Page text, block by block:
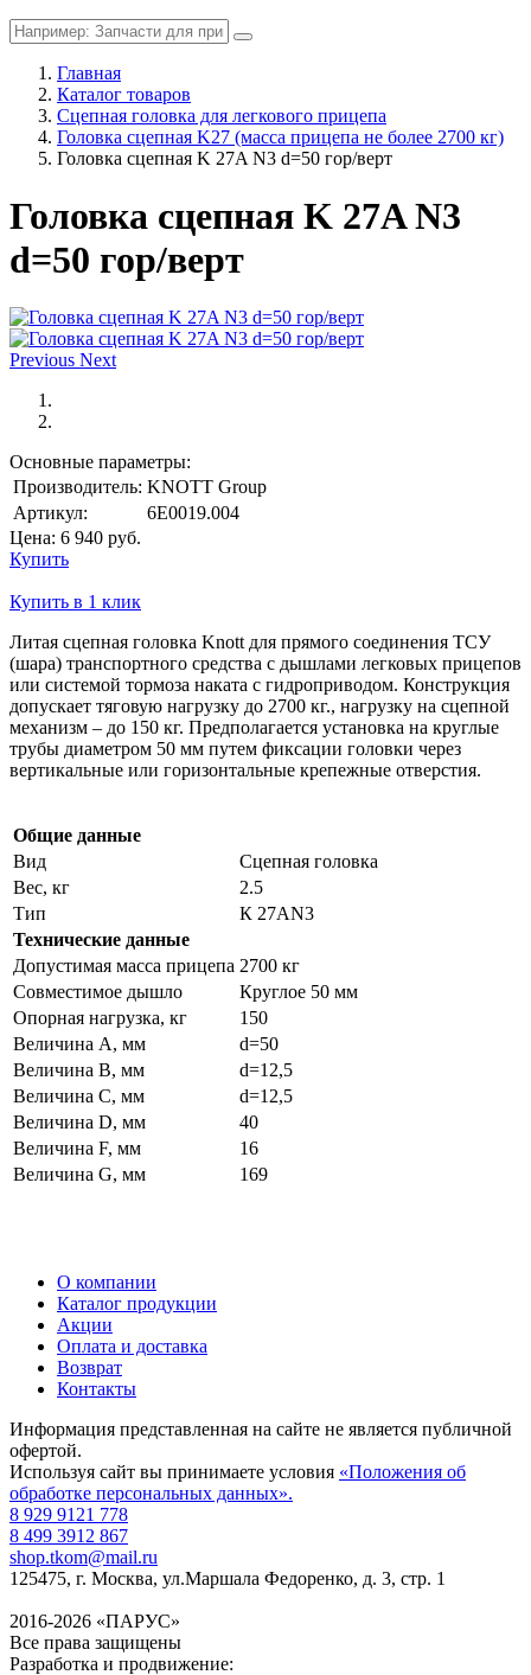
Главная
Каталог товаров
Сцепная головка для легкового прицепа
Головка сцепная K27 (масса прицепа не более 2700 кг)
Головка сцепная K 27A N3 d=50 гор/верт
Головка сцепная K 27A N3
d=50 гор/верт
Previous Next
Основные параметры:
Производитель: KNOTT Group
Артикул:
6E0019.004
Цена: 6 940 руб.
Купить
Купить в 1 клик
Литая сцепная головка Knott для прямого соединения ТСУ
(шара) транспортного средства с дышлами легковых прицепов
или системой тормоза наката с гидроприводом. Конструкция
допускает тяговую нагрузку до 2700 кг., нагрузку на сцепной
механизм – до 150 кг. Предполагается установка на круглые
трубы диаметром 50 мм путем фиксации головки через
вертикальные или горизонтальные крепежные отверстия.
Общие данные
Вид
Сцепная головка
Вес, кг
2.5
Тип
К 27АN3
Технические данные
Допустимая масса прицепа 2700 кг
Совместимое дышло
Круглое 50 мм
Опорная нагрузка, кг
150
Величина А, мм
d=50
Величина В, мм
d=12,5
Величина С, мм
d=12,5
Величина D, мм
40
Величина F, мм
16
Величина G, мм
169
О компании
Каталог продукции
Акции
Оплата и доставка
Возврат
Контакты
Информация представленная на сайте не является публичной
офертой.
Используя сайт вы принимаете условия «Положения об
обработке персональных данных».
8 929 9121 778
8 499 3912 867
shop.tkom@mail.ru
125475, г. Москва, ул.Маршала Федоренко, д. 3, стр. 1
2016-2026 «ПАРУС»
Все права защищены
Разработка и продвижение: